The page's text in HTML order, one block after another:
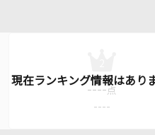
---- 点
----